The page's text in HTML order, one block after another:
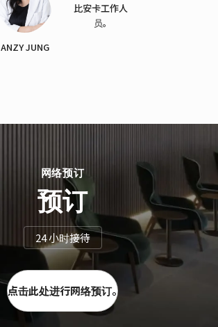
ANZY JUNG
比安卡工作人
员。
网络预订
预订
24 小时接待
点击此处进行网络预订。